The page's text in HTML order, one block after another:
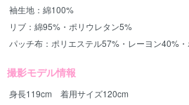
袖生地：綿100%
リブ：綿95%・ポリウレタン5%
パッチ布：ポリエステル57%・レーヨン40%
撮影モデル情報
身長119cm 着用サイズ120cm